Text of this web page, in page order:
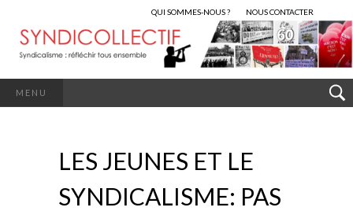
QUI SOMMES-NOUS ? NOUS CONTACTER
MENU
LES JEUNES ET LE
SYNDICALISME: PAS